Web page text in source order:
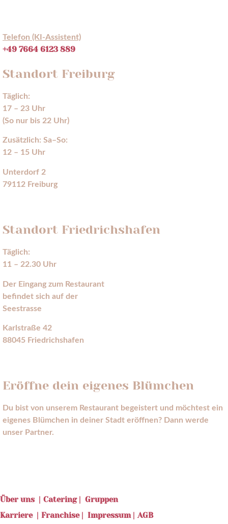
Telefon (KI-Assistent)
+49 7664 6123 889
Standort Freiburg
Täglich:
17 – 23 Uhr
(So nur bis 22 Uhr)
Zusätzlich: Sa–So:
12 – 15 Uhr
Unterdorf 2
79112 Freiburg
Standort Friedrichshafen
Täglich:
11 – 22.30 Uhr
Der Eingang zum Restaurant
befindet sich auf der
Seestrasse
Karlstraße 42
88045 Friedrichshafen
Eröffne dein eigenes Blümchen
Du bist von unserem Restaurant begeistert und möchtest ein
eigenes Blümchen in deiner Stadt eröffnen? Dann werde
unser Partner.
Über uns | Catering | Gruppen
Karriere | Franchise | Impressum | AGB